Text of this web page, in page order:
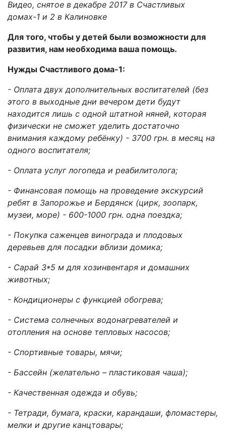
Видео, снятое в декабре 2017 в Счастливых
домах-1 и 2 в Калиновке
Для того, чтобы у детей были возможности для
развития, нам необходима ваша помощь.
Нужды Счастливого дома-1:
- Оплата двух дополнительных воспитателей (без
этого в выходные дни вечером дети будут
находится лишь с одной штатной няней, которая
физически не сможет уделить достаточно
внимания каждому ребёнку) - 3700 грн. в месяц на
одного воспитателя;
- Оплата услуг логопеда и реабилитолога;
- Финансовая помощь на проведение экскурсий
ребят в Запорожье и Бердянск (цирк, зоопарк,
музеи, море) - 600-1000 грн. одна поездка;
- Покупка саженцев винограда и плодовых
деревьев для посадки вблизи домика;
- Сарай 3*5 м для хозинвентаря и домашних
животных;
- Кондиционеры с функцией обогрева;
- Система солнечных водонагревателей и
отопления на основе тепловых насосов;
- Спортивные товары, мячи;
- Бассейн (желательно – пластиковая чаша);
- Качественная одежда и обувь;
- Тетради, бумага, краски, карандаши, фломастеры,
мелки и другие канцтовары;